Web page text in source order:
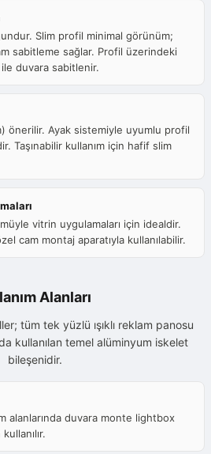
Slim profil minimal görünüm;
sabitleme sağlar. Profil üzerindeki
duvara sabitlenir.
önerilir. Ayak sistemiyle uyumlu profil
Taşınabilir kullanım için hafif slim
vitrin uygulamaları için idealdir.
cam montaj aparatıyla kullanılabilir.
Alanları
tüm tek yüzlü ışıklı reklam panosu
kullanılan temel alüminyum iskelet
bileşenidir.
alanlarında duvara monte lightbox